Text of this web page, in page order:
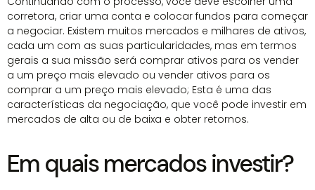
corretora, criar uma conta e colocar fundos para começar
a negociar. Existem muitos mercados e milhares de ativos,
cada um com as suas particularidades, mas em termos
gerais a sua missão será comprar ativos para os vender
a um preço mais elevado ou vender ativos para os
comprar a um preço mais elevado; Esta é uma das
características da negociação, que você pode investir em
mercados de alta ou de baixa e obter retornos.
Em quais mercados investir?